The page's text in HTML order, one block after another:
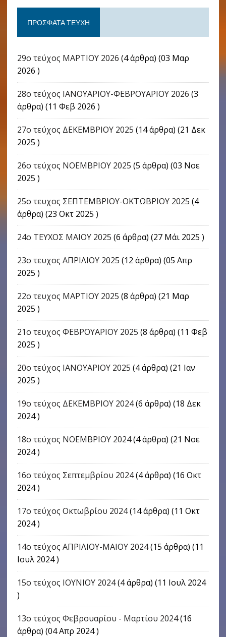
ΠΡΌΣΦΑΤΑ ΤΕΎΧΗ
29ο τεύχος ΜΑΡΤΙΟΥ 2026 (4 άρθρα) (03 Μαρ
2026 )
28ο τεύχος ΙΑΝΟΥΑΡΙΟΥ-ΦΕΒΡΟΥΑΡΙΟΥ 2026 (3
άρθρα) (11 Φεβ 2026 )
27ο τεύχος ΔΕΚΕΜΒΡΙΟΥ 2025 (14 άρθρα) (21 Δεκ
2025 )
26ο τεύχος ΝΟΕΜΒΡΙΟΥ 2025 (5 άρθρα) (03 Νοε
2025 )
25ο τευχος ΣΕΠΤΕΜΒΡΙΟΥ-ΟΚΤΩΒΡΙΟΥ 2025 (4
άρθρα) (23 Οκτ 2025 )
24o ΤΕΥΧΟΣ ΜΑΙΟΥ 2025 (6 άρθρα) (27 Μάι 2025 )
23ο τευχος ΑΠΡΙΛΙΟΥ 2025 (12 άρθρα) (05 Απρ
2025 )
22o τευχος ΜΑΡΤΙΟΥ 2025 (8 άρθρα) (21 Μαρ
2025 )
21ο τευχος ΦΕΒΡΟΥΑΡΙΟΥ 2025 (8 άρθρα) (11 Φεβ
2025 )
20ο τεύχος ΙΑΝΟΥΑΡΙΟΥ 2025 (4 άρθρα) (21 Ιαν
2025 )
19ο τεύχος ΔΕΚΕΜΒΡΙΟΥ 2024(6 άρθρα) (18 Δεκ
2024 )
18ο τεύχος ΝΟΕΜΒΡΙΟΥ 2024(4 άρθρα) (21 Νοε
2024 )
16o τεύχος Σεπτεμβρίου 2024(4 άρθρα) (16 Οκτ
2024 )
17o τεύχος Οκτωβρίου 2024(14 άρθρα) (11 Οκτ
2024 )
14ο τεύχος ΑΠΡΙΛΙΟΥ-ΜΑΙΟΥ 2024(15 άρθρα) (11
Ιουλ 2024 )
15ο τεύχος ΙΟΥΝΙΟΥ 2024(4 άρθρα) (11 Ιουλ 2024
)
13ο τεύχος Φεβρουαρίου - Μαρτίου 2024(16
άρθρα) (04 Απρ 2024 )